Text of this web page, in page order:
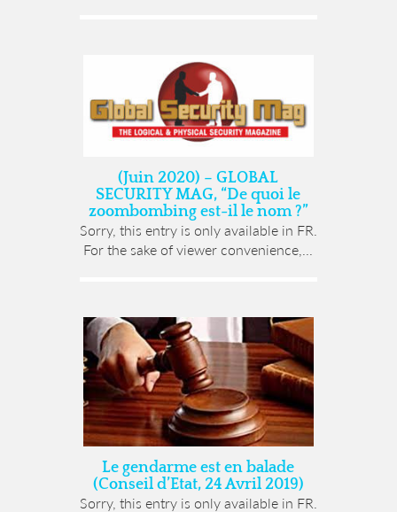
(Juin 2020) – GLOBAL
SECURITY MAG, “De quoi le
zoombombing est-il le nom ?”
Sorry, this entry is only available in FR.
For the sake of viewer convenience,...
Le gendarme est en balade
(Conseil d’Etat, 24 Avril 2019)
Sorry, this entry is only available in FR.